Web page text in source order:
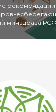
минздрава